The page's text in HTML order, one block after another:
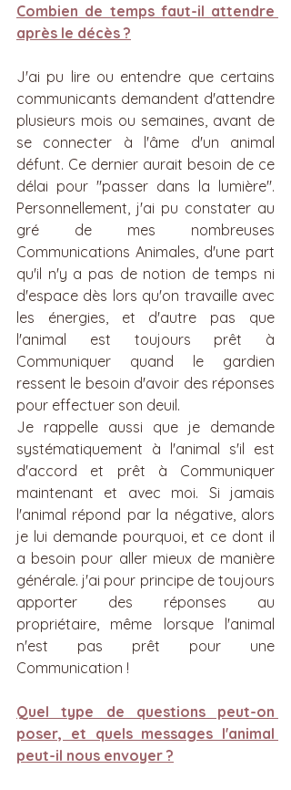
Combien de temps faut-il attendre
après le décès ?
J'ai pu lire ou entendre que certains
communicants demandent d'attendre
plusieurs mois ou semaines, avant de
se connecter à l'âme d'un animal
défunt. Ce dernier aurait besoin de ce
délai pour ''passer dans la lumière''.
Personnellement, j'ai pu constater au
gré de mes nombreuses
Communications Animales, d'une part
qu'il n'y a pas de notion de temps ni
d'espace dès lors qu'on travaille avec
les énergies, et d'autre pas que
l'animal est toujours prêt à
Communiquer quand le gardien
ressent le besoin d'avoir des réponses
pour effectuer son deuil.
Je rappelle aussi que je demande
systématiquement à l'animal s'il est
d'accord et prêt à Communiquer
maintenant et avec moi. Si jamais
l'animal répond par la négative, alors
je lui demande pourquoi, et ce dont il
a besoin pour aller mieux de manière
générale. j'ai pour principe de toujours
apporter des réponses au
propriétaire, même lorsque l'animal
n'est pas prêt pour une
Communication !
Quel type de questions peut-on
poser, et quels messages l'animal
peut-il nous envoyer ?